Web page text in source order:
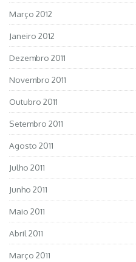
Março 2012
Janeiro 2012
Dezembro 2011
Novembro 2011
Outubro 2011
Setembro 2011
Agosto 2011
Julho 2011
Junho 2011
Maio 2011
Abril 2011
Março 2011